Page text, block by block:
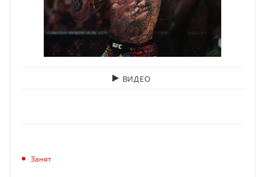
ВИДЕО
Занят